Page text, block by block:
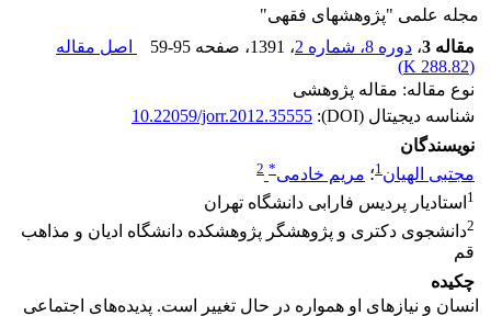
مجله علمی "پژوهشهای فقهی"
مقاله 3
، دوره 8، شماره 2 ، 1391 ، صفحه 59-95
اصل مقاله
(
288.82 K
)
نوع مقاله: مقاله پژوهشی
شناسه دیجیتال (DOI):
10.22059/jorr.2012.35555
نویسندگان
مجتبی الهیان1؛ مریم خادمی*
2
1 استادیار پردیس فارابی دانشگاه تهران
2دانشجوی دکتری و پژوهشگر پژوهشکده دانشگاه ادیان و مذاهب
قم
چکیده
انسان و نیازهای او همواره در حال تغییر است. پدیده‌های اجتماعی